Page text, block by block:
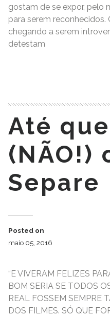
gostam de se expor, pelo
para serem reconhecidos.
chegando a serem
detestam
Até
(NÃO!)
Separe
Posted on
maio 05, 2016
“E VIVERAM FELIZES
BOM SERIA SE TODOS
REAL FOSSEM SEMPRE
DOS FILMES. SÓ QUE